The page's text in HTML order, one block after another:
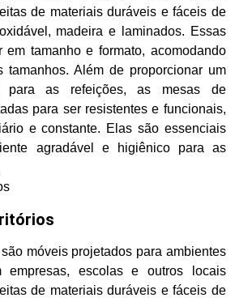
de materiais duráveis e fáceis de
madeira e laminados. Essas
em tamanho e formato, acomodando
tamanhos. Além de proporcionar um
para as refeições, as mesas de
para ser resistentes e funcionais,
e constante. Elas são essenciais
agradável e higiênico para as
móveis projetados para ambientes
empresas, escolas e outros locais
de materiais duráveis e fáceis de